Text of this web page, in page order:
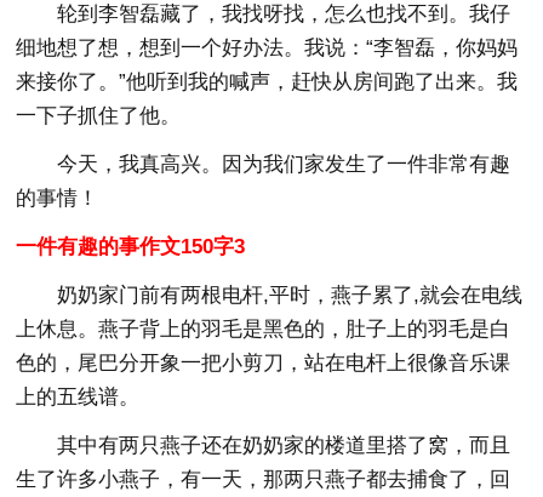
轮到李智磊藏了，我找呀找，怎么也找不到。我仔
细地想了想，想到一个好办法。我说：“李智磊，你妈妈
来接你了。”他听到我的喊声，赶快从房间跑了出来。我
一下子抓住了他。
今天，我真高兴。因为我们家发生了一件非常有趣
的事情！
一件有趣的事作文150字3
奶奶家门前有两根电杆,平时，燕子累了,就会在电线
上休息。燕子背上的羽毛是黑色的，肚子上的羽毛是白
色的，尾巴分开象一把小剪刀，站在电杆上很像音乐课
上的五线谱。
其中有两只燕子还在奶奶家的楼道里搭了窝，而且
生了许多小燕子，有一天，那两只燕子都去捕食了，回